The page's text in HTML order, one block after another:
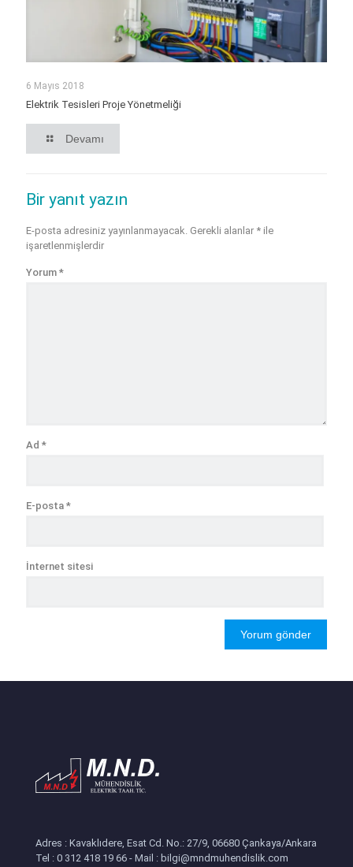
6 Mayıs 2018
Elektrik Tesisleri Proje Yönetmeliği
Devamı
Bir yanıt yazın
E-posta adresiniz yayınlanmayacak. Gerekli alanlar * ile
işaretlenmişlerdir
Yorum *
Ad *
E-posta *
İnternet sitesi
Adres : Kavaklıdere, Esat Cd. No.: 27/9, 06680 Çankaya/Ankara
Tel : 0 312 418 19 66 - Mail : bilgi@mndmuhendislik.com